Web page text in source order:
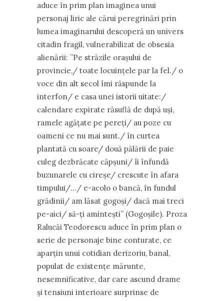
aduce în prim plan imaginea unui
personaj liric ale cărui peregrinări prin
lumea imaginarului descoperă un univers
citadin fragil, vulnerabilizat de obsesia
alienării: ”Pe străzile orașului de
provincie,/ toate locuințele par la fel./ o
voce din alt secol îmi răspunde la
interfon/ e casa unei istorii uitate:/
calendare expirate răsuflă de după uși,
ramele agățate pe pereți/ au poze cu
oameni ce nu mai sunt./ în curtea
plantată cu soare/ două pălării de paie
culeg dezbrăcate căpșuni/ îi înfundă
buzunarele cu cireșe/ crescute în afara
timpului/…/ e-acolo o bancă, în fundul
grădinii/ am lăsat gogoși/ dacă mai treci
pe-aici/ să-ți amintești” (Gogoșile). Proza
Ralucăi Teodorescu aduce în prim plan o
serie de personaje bine conturate, ce
aparțin unui cotidian derizoriu, banal,
populat de existențe mărunte,
nesemnificative, dar care ascund drame
și tensiuni interioare surprinse de